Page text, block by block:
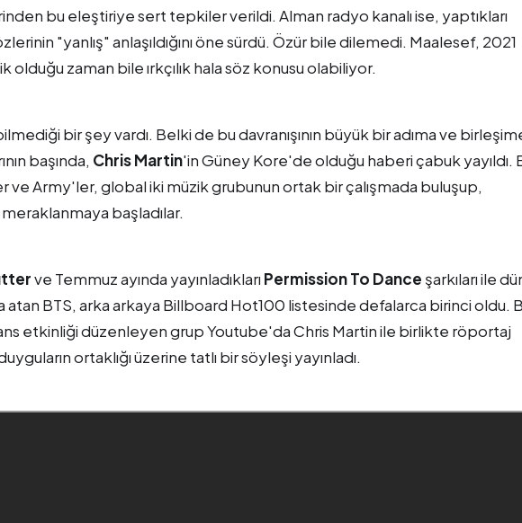
bu eleştiriye sert tepkiler verildi. Alman radyo kanalı ise, yaptıkları
"yanlış" anlaşıldığını öne sürdü. Özür bile dilemedi. Maalesef, 2021
olduğu zaman bile ırkçılık hala söz konusu olabiliyor.
bir şey vardı. Belki de bu davranışının büyük bir adıma ve
başında, Chris Martin'in Güney Kore'de olduğu haberi çabuk yayıldı.
ve Army'ler, global iki müzik grubunun ortak bir çalışmada buluşup,
başladılar.
ve Temmuz ayında yayınladıkları Permission To Dance şarkıları ile
atan BTS, arka arkaya Billboard Hot100 listesinde defalarca birinci oldu.
etkinliği düzenleyen grup Youtube'da Chris Martin ile birlikte röportaj
ortaklığı üzerine tatlı bir söyleşi yayınladı.